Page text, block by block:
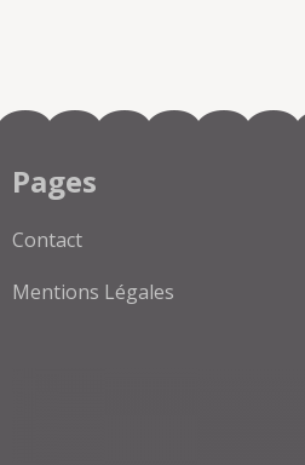
Pages
Contact
Mentions Légales